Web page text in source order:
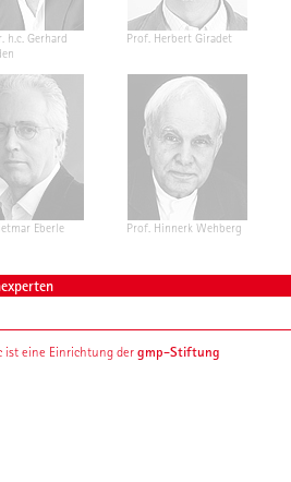
h.c. Gerhard
Prof. Herbert Giradet
Eberle Prof. Hinnerk Wehberg
ist eine Einrichtung dergmp-Stiftung